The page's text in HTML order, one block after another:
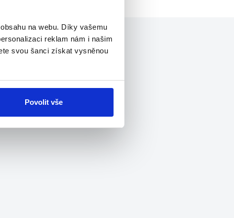
na webu. Díky vašemu
reklam nám i našim
svou šanci získat vysněnou
Povolit vše